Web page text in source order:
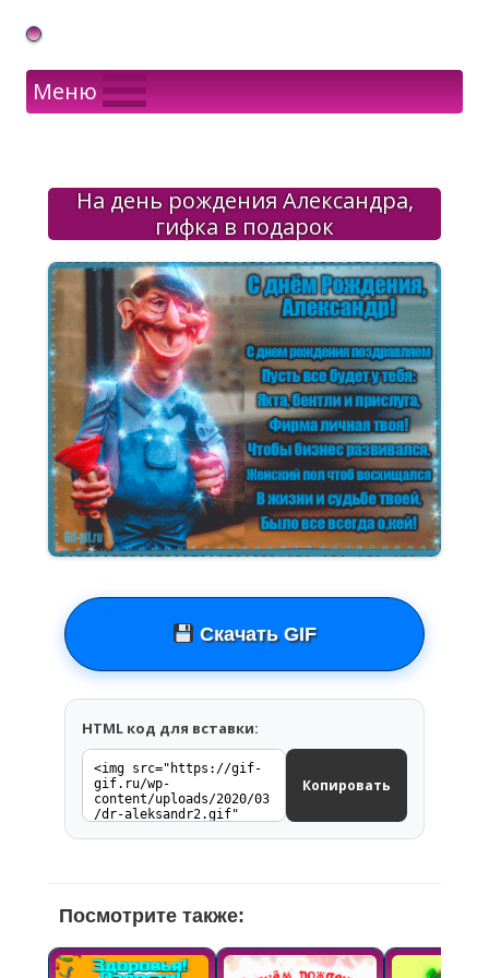
Gif Открытки в подарок
Меню
На день рождения Александра,
гифка в подарок
Скачать GIF
HTML код для вставки:
Копировать
Посмотрите также: